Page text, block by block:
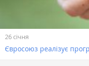
26 січня
Євросоюз реалізує